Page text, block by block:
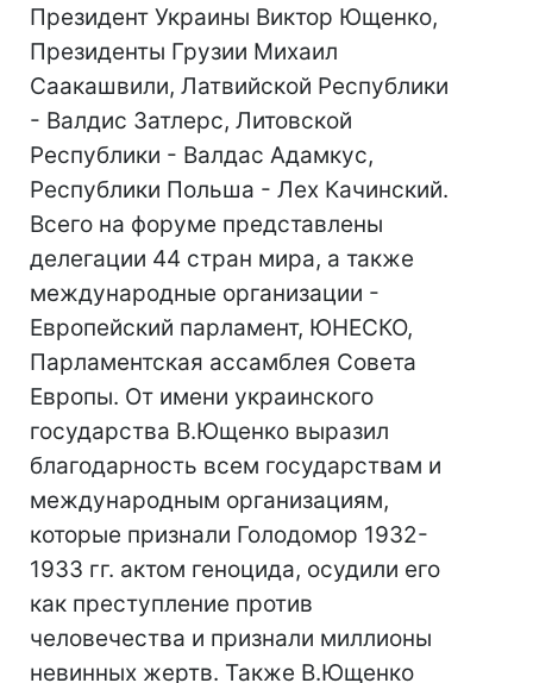
Президент Украины Виктор Ющенко,
Президенты Грузии Михаил
Саакашвили, Латвийской Республики
- Валдис Затлерс, Литовской
Республики - Валдас Адамкус,
Республики Польша - Лех Качинский.
Всего на форуме представлены
делегации 44 стран мира, а также
международные организации -
Европейский парламент, ЮНЕСКО,
Парламентская ассамблея Совета
Европы. От имени украинского
государства В.Ющенко выразил
благодарность всем государствам и
международным организациям,
которые признали Голодомор 1932-
1933 гг. актом геноцида, осудили его
как преступление против
человечества и признали миллионы
невинных жертв. Также В.Ющенко